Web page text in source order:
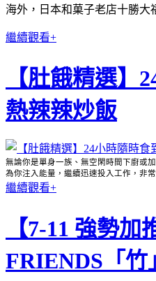
海外，日本和菓子老店十勝
繼續觀看+
【肚餓精選】
熱辣辣炒飯
無論你是單身一族、無空閑時間下廚或
為你注入能量，繼續迅速投入工作，非
繼續觀看+
【7-11 強勢加
FRIENDS「竹